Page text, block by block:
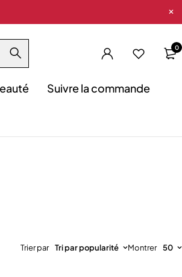
0
Suivre la commande
Trier par Tri par popularité Montrer 50